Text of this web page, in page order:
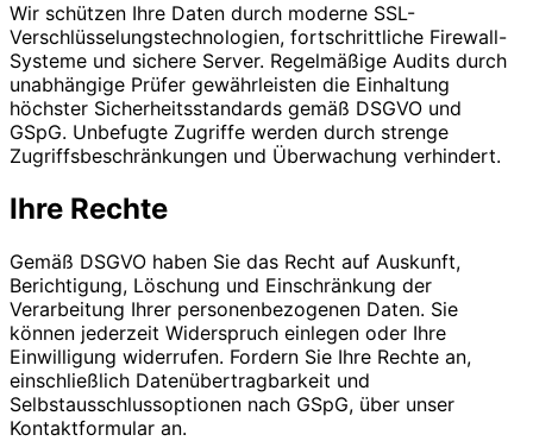
Wir schützen Ihre Daten durch moderne SSL-
Verschlüsselungstechnologien, fortschrittliche Firewall-
Systeme und sichere Server. Regelmäßige Audits durch
unabhängige Prüfer gewährleisten die Einhaltung
höchster Sicherheitsstandards gemäß DSGVO und
GSpG. Unbefugte Zugriffe werden durch strenge
Zugriffsbeschränkungen und Überwachung verhindert.
Ihre Rechte
Gemäß DSGVO haben Sie das Recht auf Auskunft,
Berichtigung, Löschung und Einschränkung der
Verarbeitung Ihrer personenbezogenen Daten. Sie
können jederzeit Widerspruch einlegen oder Ihre
Einwilligung widerrufen. Fordern Sie Ihre Rechte an,
einschließlich Datenübertragbarkeit und
Selbstausschlussoptionen nach GSpG, über unser
Kontaktformular an.